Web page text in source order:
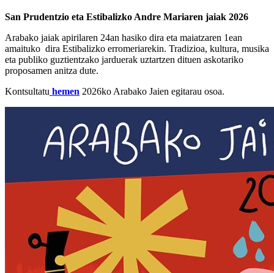
San Prudentzio eta Estibalizko Andre Mariaren jaiak 2026
Arabako jaiak apirilaren 24an hasiko dira eta maiatzaren 1ean
amaituko dira Estibalizko erromeriarekin. Tradizioa, kultura, musika
eta publiko guztientzako jarduerak uztartzen dituen askotariko
proposamen anitza dute.
Kontsultatu hemen 2026ko Arabako Jaien egitarau osoa.